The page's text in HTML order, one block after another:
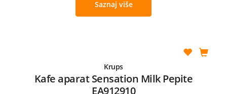
Saznaj više
Krups
Kafe aparat Sensation Milk Pepite
EA912910